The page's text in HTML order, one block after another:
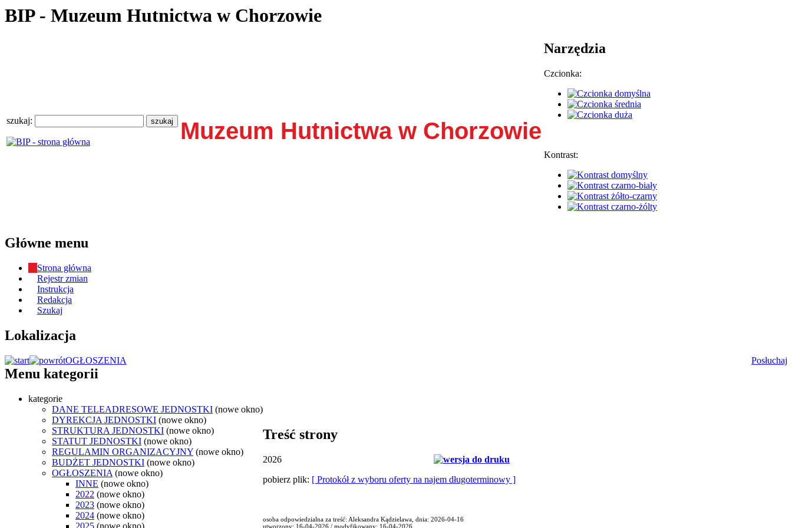
BIP - Muzeum Hutnictwa w Chorzowie
szukaj: Muzeum Hutnictwa w Chorzowie
Narzędzia
Czcionka:
Kontrast:
Główne menu
Strona główna
Rejestr zmian
Instrukcja
Redakcja
Szukaj
Lokalizacja
Posłuchaj
OGŁOSZENIA
Menu kategorii
kategorie
DANE TELEADRESOWE JEDNOSTKI (nowe okno)
DYREKCJA JEDNOSTKI (nowe okno)
STRUKTURA JEDNOSTKI (nowe okno)
STATUT JEDNOSTKI (nowe okno)
REGULAMIN ORGANIZACYJNY (nowe okno)
BUDŻET JEDNOSTKI (nowe okno)
OGŁOSZENIA (nowe okno)
INNE (nowe okno)
2022 (nowe okno)
2023 (nowe okno)
2024 (nowe okno)
2025 (nowe okno)
Treść strony
2026
pobierz plik: [ Protokół z wyboru oferty na najem długoterminowy ]
osoba odpowiedzialna za treść: Aleksandra Kądzielawa, dnia: 2026-04-16
utworzony: 16-04-2026 / modyfikowany: 16-04-2026